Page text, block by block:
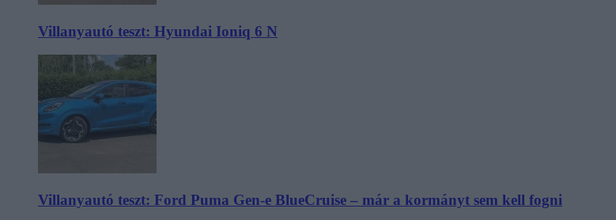
Villanyautó teszt: Hyundai Ioniq 6 N
Villanyautó teszt: Ford Puma Gen-e BlueCruise – már a kormányt sem kell fogni